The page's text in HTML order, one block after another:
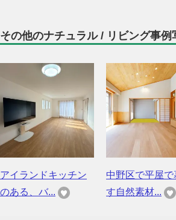
その他のナチュラル / リビング事例
アイランドキッチン
のある、バ...
中野区で平屋で
す自然素材...